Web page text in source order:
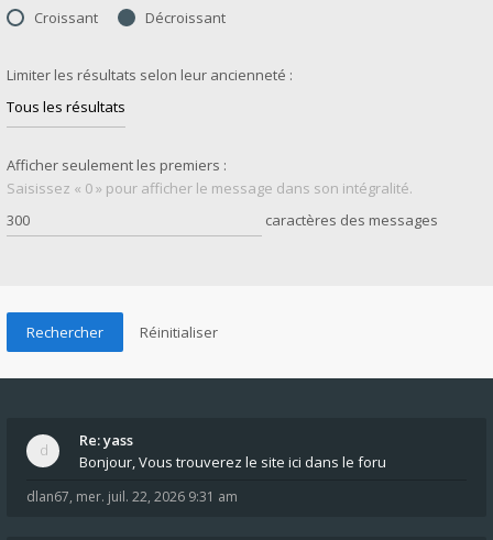
Croissant Décroissant
Limiter les résultats selon leur ancienneté :
Afficher seulement les premiers :
Saisissez « 0 » pour afficher le message dans son intégralité.
caractères des messages
Re: yass
Bonjour, Vous trouverez le site ici dans le foru
dlan67, mer. juil. 22, 2026 9:31 am